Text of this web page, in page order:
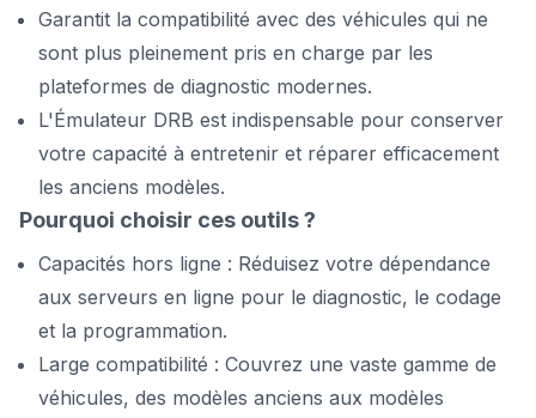
Garantit la compatibilité avec des véhicules qui ne
sont plus pleinement pris en charge par les
plateformes de diagnostic modernes.
L'Émulateur DRB est indispensable pour conserver
votre capacité à entretenir et réparer efficacement
les anciens modèles.
Pourquoi choisir ces outils ?
Capacités hors ligne : Réduisez votre dépendance
aux serveurs en ligne pour le diagnostic, le codage
et la programmation.
Large compatibilité : Couvrez une vaste gamme de
véhicules, des modèles anciens aux modèles